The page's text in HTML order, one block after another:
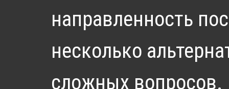
направленность
несколько
сложных вопросов.